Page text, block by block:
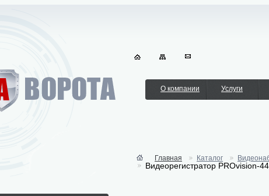
О компании
Услуги
Главная Каталог
Видеорегистратор PROvision-